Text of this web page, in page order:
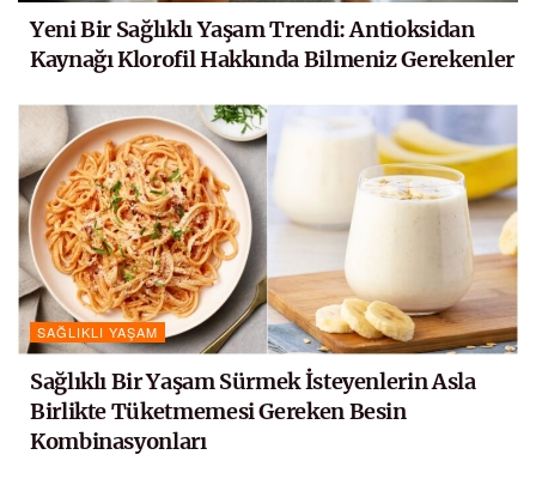
Yeni Bir Sağlıklı Yaşam Trendi: Antioksidan
Kaynağı Klorofil Hakkında Bilmeniz Gerekenler
SAĞLIKLI YAŞAM
Sağlıklı Bir Yaşam Sürmek İsteyenlerin Asla
Birlikte Tüketmemesi Gereken Besin
Kombinasyonları